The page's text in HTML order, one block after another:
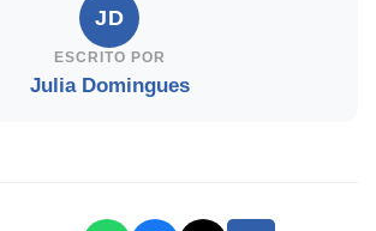
JD
ESCRITO POR
Julia Domingues